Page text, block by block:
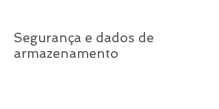
Segurança e dados de
armazenamento